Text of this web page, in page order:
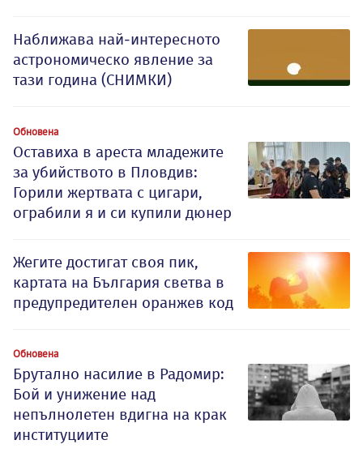
Наближава най-интересното
астрономическо явление за
тази година (СНИМКИ)
Обновена
Оставиха в ареста младежите
за убийството в Пловдив:
Горили жертвата с цигари,
ограбили я и си купили дюнер
Жегите достигат своя пик,
картата на България светва в
предупредителен оранжев код
Обновена
Брутално насилие в Радомир:
Бой и унижение над
непълнолетен вдигна на крак
институциите